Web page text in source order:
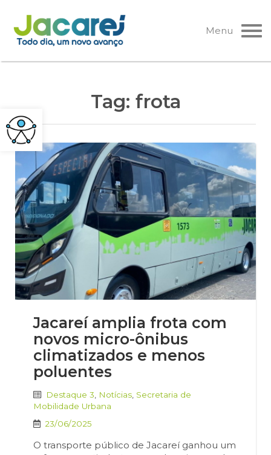
Pular
para
o
Menu
Tag: frota
Jacareí amplia frota com
novos micro-ônibus
climatizados e menos
poluentes
Destaque 3 Notícias Secretaria de
Mobilidade Urbana
23/06/2025
O transporte público de Jacareí ganhou um